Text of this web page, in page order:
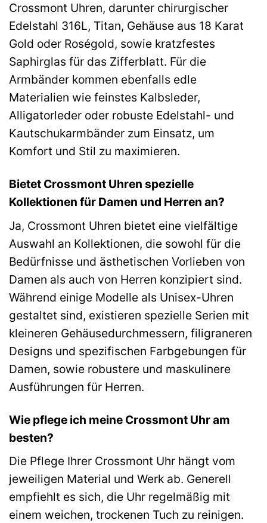
Crossmont Uhren, darunter chirurgischer
Edelstahl 316L, Titan, Gehäuse aus 18 Karat
Gold oder Roségold, sowie kratzfestes
Saphirglas für das Zifferblatt. Für die
Armbänder kommen ebenfalls edle
Materialien wie feinstes Kalbsleder,
Alligatorleder oder robuste Edelstahl- und
Kautschukarmbänder zum Einsatz, um
Komfort und Stil zu maximieren.
Bietet Crossmont Uhren spezielle
Kollektionen für Damen und Herren an?
Ja, Crossmont Uhren bietet eine vielfältige
Auswahl an Kollektionen, die sowohl für die
Bedürfnisse und ästhetischen Vorlieben von
Damen als auch von Herren konzipiert sind.
Während einige Modelle als Unisex-Uhren
gestaltet sind, existieren spezielle Serien mit
kleineren Gehäusedurchmessern, filigraneren
Designs und spezifischen Farbgebungen für
Damen, sowie robustere und maskulinere
Ausführungen für Herren.
Wie pflege ich meine Crossmont Uhr am
besten?
Die Pflege Ihrer Crossmont Uhr hängt vom
jeweiligen Material und Werk ab. Generell
empfiehlt es sich, die Uhr regelmäßig mit
einem weichen, trockenen Tuch zu reinigen.